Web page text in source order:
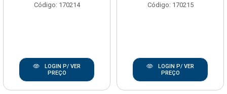
Código: 170214
LOGIN P/ VER
PREÇO
Código: 170215
LOGIN P/ VER
PREÇO